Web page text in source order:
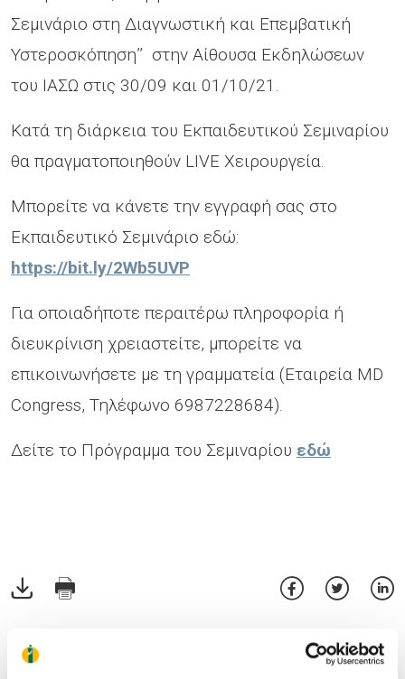
Σεμινάριο στη Διαγνωστική και Επεμβατική
Υστεροσκόπηση’’ στην Αίθουσα Εκδηλώσεων
του ΙΑΣΩ στις 30/09 και 01/10/21.
Κατά τη διάρκεια του Εκπαιδευτικού Σεμιναρίου
θα πραγματοποιηθούν LIVE Χειρουργεία.
Μπορείτε να κάνετε την εγγραφή σας στο
Εκπαιδευτικό Σεμινάριο εδώ:
https://bit.ly/2Wb5UVP
Για οποιαδήποτε περαιτέρω πληροφορία ή
διευκρίνιση χρειαστείτε, μπορείτε να
επικοινωνήσετε με τη γραμματεία (Εταιρεία MD
Congress, Τηλέφωνο 6987228684).
Δείτε το Πρόγραμμα του Σεμιναρίου εδώ